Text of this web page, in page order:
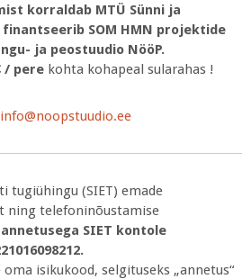
korraldab MTÜ Sünni ja
SOM HMN projektide
ja peostuudio NööP.
/ pere kohta kohapeal sularahas !
info@noopstuudio.ee
tugiühingu (SIET) emade
ning telefoninõustamise
SIET kontole
isikukood, selgituseks „annetus“